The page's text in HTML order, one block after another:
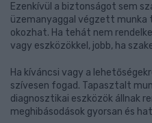
Ezenkívül a biztonságot sem
üzemanyaggal végzett munka
okozhat. Ha tehát nem
vagy eszközökkel, jobb, ha
Ha kíváncsi vagy a
szívesen fogad. Tapasztalt
diagnosztikai eszközök állnak
meghibásodások gyorsan és